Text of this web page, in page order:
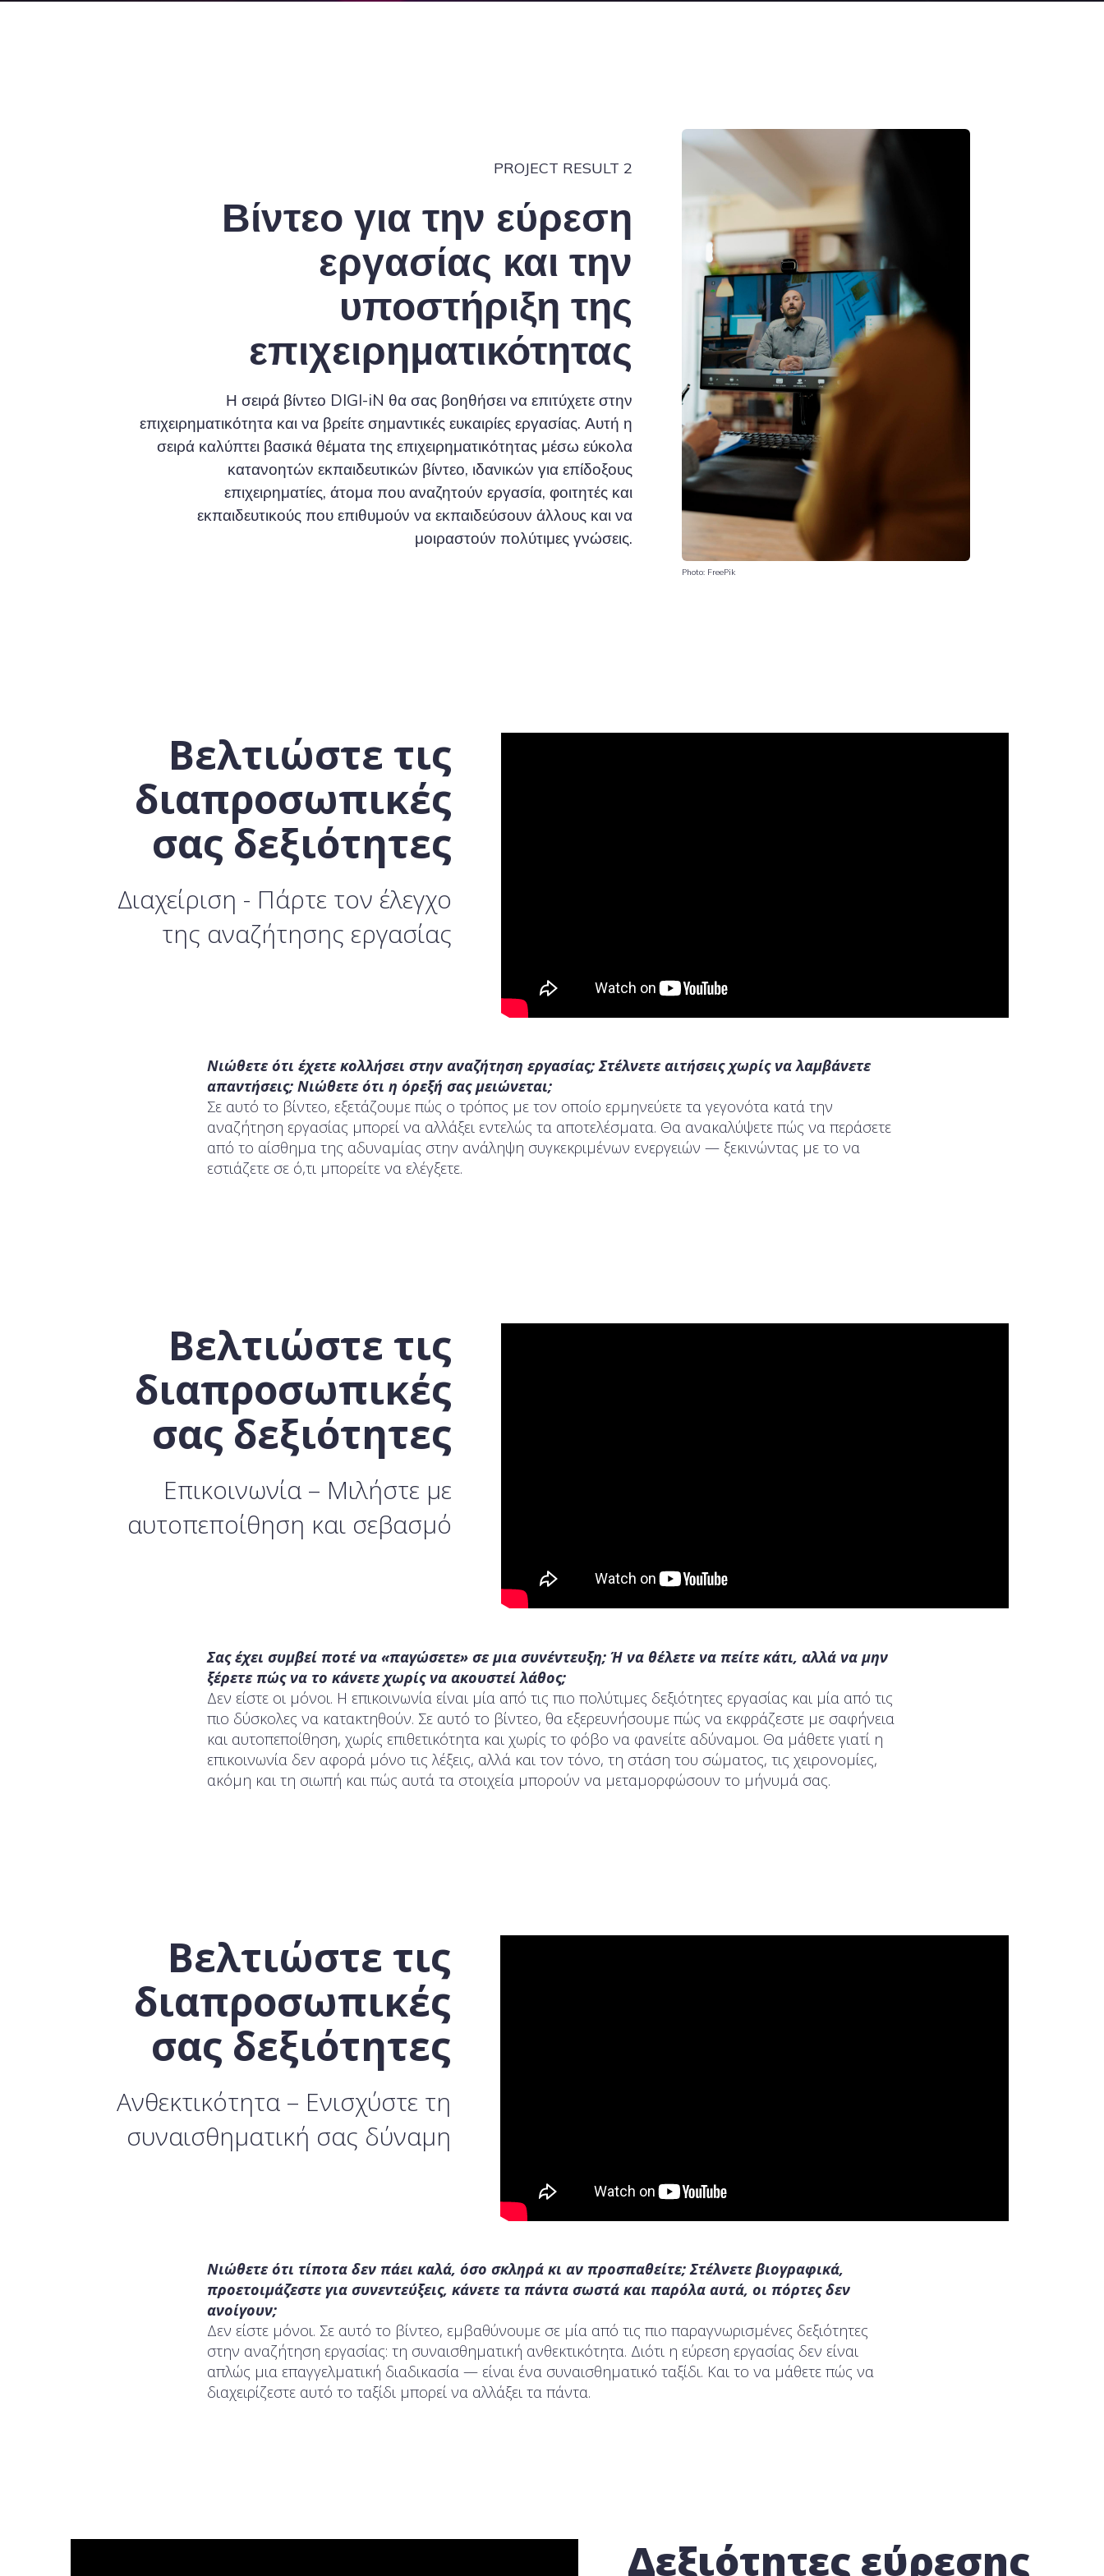
PROJECT RESULT 2
Βίντεο για την εύρεση
εργασίας και την
υποστήριξη της
επιχειρηματικότητας
Η σειρά βίντεο DIGI-iN θα σας βοηθήσει να επιτύχετε στην
επιχειρηματικότητα και να βρείτε σημαντικές ευκαιρίες εργασίας. Αυτή η
σειρά καλύπτει βασικά θέματα της επιχειρηματικότητας μέσω εύκολα
κατανοητών εκπαιδευτικών βίντεο, ιδανικών για επίδοξους
επιχειρηματίες, άτομα που αναζητούν εργασία, φοιτητές και
εκπαιδευτικούς που επιθυμούν να εκπαιδεύσουν άλλους και να
μοιραστούν πολύτιμες γνώσεις.
Photo: FreePik
Βελτιώστε τις
διαπροσωπικές
σας δεξιότητες
Διαχείριση - Πάρτε τον έλεγχο
της αναζήτησης εργασίας
Νιώθετε ότι έχετε κολλήσει στην αναζήτηση εργασίας; Στέλνετε αιτήσεις χωρίς να λαμβάνετε
απαντήσεις; Νιώθετε ότι η όρεξή σας μειώνεται;
Σε αυτό το βίντεο, εξετάζουμε πώς ο τρόπος με τον οποίο ερμηνεύετε τα γεγονότα κατά την
αναζήτηση εργασίας μπορεί να αλλάξει εντελώς τα αποτελέσματα. Θα ανακαλύψετε πώς να περάσετε
από το αίσθημα της αδυναμίας στην ανάληψη συγκεκριμένων ενεργειών — ξεκινώντας με το να
εστιάζετε σε ό,τι μπορείτε να ελέγξετε.
Βελτιώστε τις
διαπροσωπικές
σας δεξιότητες
Επικοινωνία – Μιλήστε με
αυτοπεποίθηση και σεβασμό
Σας έχει συμβεί ποτέ να «παγώσετε» σε μια συνέντευξη; Ή να θέλετε να πείτε κάτι, αλλά να μην
ξέρετε πώς να το κάνετε χωρίς να ακουστεί λάθος;
Δεν είστε οι μόνοι. Η επικοινωνία είναι μία από τις πιο πολύτιμες δεξιότητες εργασίας και μία από τις
πιο δύσκολες να κατακτηθούν. Σε αυτό το βίντεο, θα εξερευνήσουμε πώς να εκφράζεστε με σαφήνεια
και αυτοπεποίθηση, χωρίς επιθετικότητα και χωρίς το φόβο να φανείτε αδύναμοι. Θα μάθετε γιατί η
επικοινωνία δεν αφορά μόνο τις λέξεις, αλλά και τον τόνο, τη στάση του σώματος, τις χειρονομίες,
ακόμη και τη σιωπή και πώς αυτά τα στοιχεία μπορούν να μεταμορφώσουν το μήνυμά σας.
Βελτιώστε τις
διαπροσωπικές
σας δεξιότητες
Ανθεκτικότητα – Ενισχύστε τη
συναισθηματική σας δύναμη
Νιώθετε ότι τίποτα δεν πάει καλά, όσο σκληρά κι αν προσπαθείτε; Στέλνετε βιογραφικά,
προετοιμάζεστε για συνεντεύξεις, κάνετε τα πάντα σωστά και παρόλα αυτά, οι πόρτες δεν
ανοίγουν;
Δεν είστε μόνοι. Σε αυτό το βίντεο, εμβαθύνουμε σε μία από τις πιο παραγνωρισμένες δεξιότητες
στην αναζήτηση εργασίας: τη συναισθηματική ανθεκτικότητα. Διότι η εύρεση εργασίας δεν είναι
απλώς μια επαγγελματική διαδικασία — είναι ένα συναισθηματικό ταξίδι. Και το να μάθετε πώς να
διαχειρίζεστε αυτό το ταξίδι μπορεί να αλλάξει τα πάντα.
Δεξιότητες εύρεσης